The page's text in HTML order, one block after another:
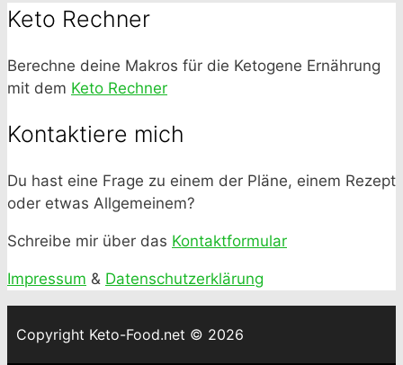
Keto Rechner
Berechne deine Makros für die Ketogene Ernährung
mit dem Keto Rechner
Kontaktiere mich
Du hast eine Frage zu einem der Pläne, einem Rezept
oder etwas Allgemeinem?
Schreibe mir über das Kontaktformular
Impressum & Datenschutzerklärung
Copyright Keto-Food.net © 2026